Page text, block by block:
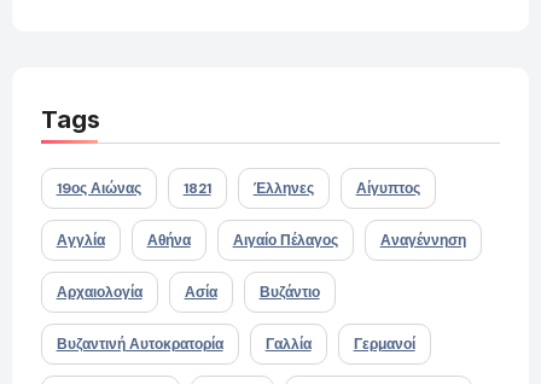
Tags
19ος Αιώνας 1821 Έλληνες Αίγυπτος
Αγγλία Αθήνα Αιγαίο Πέλαγος Αναγέννηση
Αρχαιολογία Ασία Βυζάντιο
Βυζαντινή Αυτοκρατορία Γαλλία Γερμανοί